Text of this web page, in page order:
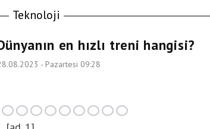
Teknoloji
en hızlı treni hangisi?
- Pazartesi 09:28